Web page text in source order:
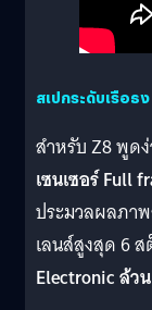
สเปกระดับเรือธ
สำหรับ Z8 พูด
เซนเซอร์ Full
ประมวลผลภาพ
เลนส์สูงสุด 6
Electronic ล้วน